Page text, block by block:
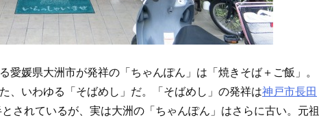
愛媛県大洲市が発祥の「ちゃんぽん」は「焼きそば＋ご飯」。
、いわゆる「そばめし」だ。「そばめし」の発祥は神戸市長田
されているが、実は大洲の「ちゃんぽん」はさらに古い。元祖